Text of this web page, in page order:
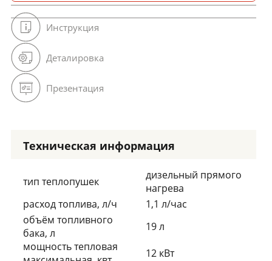
Инструкция
Деталировка
Презентация
Техническая информация
тип теплопушек
дизельный прямого
нагрева
расход топлива, л/ч
1,1 л/час
объём топливного
бака, л
19 л
мощность тепловая
12 кВт